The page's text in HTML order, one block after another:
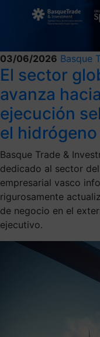
03/06/2026 Basque
El sector
avanza
ejecución
el
Basque Trade &
dedicado al sector
empresarial vasco
rigurosamente
de negocio en el
ejecutivo.